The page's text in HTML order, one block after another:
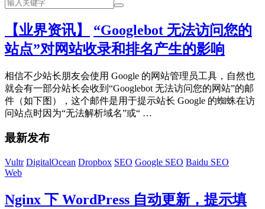
【业界资讯】
“Googlebot 无法访问您的
站点”对网站收录和排名产生的影响
相信不少站长朋友会使用 Google 的网站管理员工具，自然也
就会有一部分站长会收到“Googlebot 无法访问您的网站”的邮
件（如下图），这个邮件是用于提示站长 Google 的蜘蛛在访
问站点时因为“无法解析域名”或“ …
最新发布
Vultr DigitalOcean Dropbox SEO Google SEO Baidu SEO
Web
Nginx 下 WordPress 自动更新，提示填